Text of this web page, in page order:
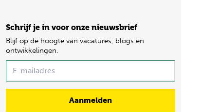
Schrijf je in voor onze nieuwsbrief
Blijf op de hoogte van vacatures, blogs en
ontwikkelingen.
Name